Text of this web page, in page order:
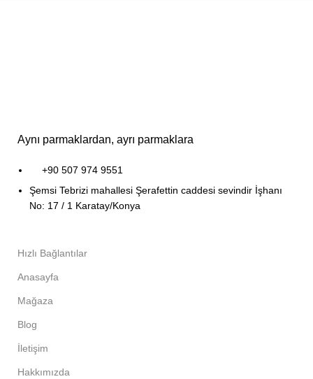
Aynı parmaklardan, ayrı parmaklara
+90 507 974 9551
Şemsi Tebrizi mahallesi Şerafettin caddesi sevindir İşhanı
No: 17 / 1 Karatay/Konya
Hızlı Bağlantılar
Anasayfa
Mağaza
Blog
İletişim
Hakkımızda